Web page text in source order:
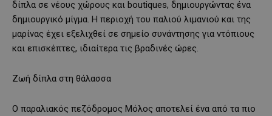
δίπλα σε νέους χώρους και boutiques, δημιουργώντας ένα
δημιουργικό μίγμα. Η περιοχή του παλιού λιμανιού και της
μαρίνας έχει εξελιχθεί σε σημείο συνάντησης για ντόπιους
και επισκέπτες, ιδιαίτερα τις βραδινές ώρες.
Ζωή δίπλα στη θάλασσα
Ο παραλιακός πεζόδρομος Μόλος αποτελεί ένα από τα πιο